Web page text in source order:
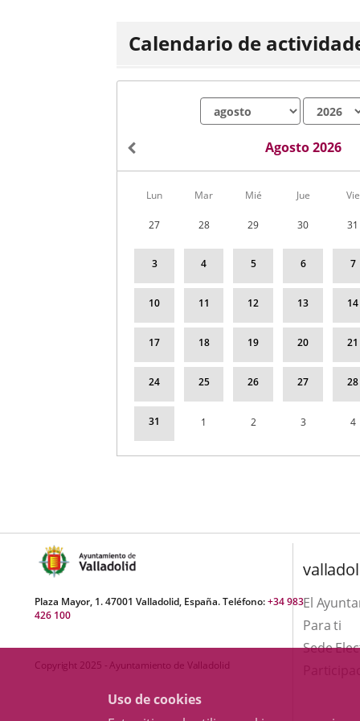
Uso de cookies
Calendario de
Agosto 2026
Calendario
correspondiente
agosto
Lun Mar Mié Jue Vie
27 28 29 30 31
3 4 5 6 7
10 11 12 13 14
17 18 19 20 21
24 25 26 27 28
31 1 2 3 4
Plaza Mayor, 1. 47001 Valladolid, España. Teléfono:+34 983
426 100
Copyright 2025 - Ayuntamiento de Valladolid
El
Para ti
Sede